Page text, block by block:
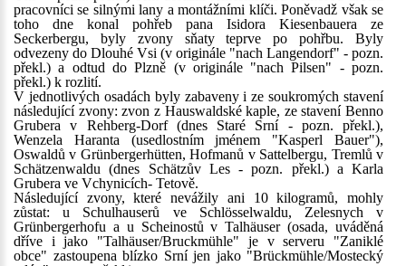
pracovníci se silnými lany a montážními klíči. Poněvadž však se
toho dne konal pohřeb pana Isidora Kiesenbauera ze
Seckerbergu, byly zvony sňaty teprve po pohřbu. Byly
odvezeny do Dlouhé Vsi (v originále "nach Langendorf" - pozn.
překl.) a odtud do Plzně (v originále "nach Pilsen" - pozn.
překl.) k rozlití.
V jednotlivých osadách byly zabaveny i ze soukromých stavení
následující zvony: zvon z Hauswaldské kaple, ze stavení Benno
Grubera v Rehberg-Dorf (dnes Staré Srní - pozn. překl.),
Wenzela Haranta (usedlostním jménem "Kasperl Bauer"),
Oswaldů v Grünbergerhütten, Hofmanů v Sattelbergu, Tremlů v
Schätzenwaldu (dnes Schätzův Les - pozn. překl.) a Karla
Grubera ve Vchynicích- Tetově.
Následující zvony, které nevážily ani 10 kilogramů, mohly
zůstat: u Schulhauserů ve Schlösselwaldu, Zelesnych v
Grünbergerhofu a u Scheinostů v Talhäuser (osada, uváděná
dříve i jako "Talhäuser/Bruckmühle" je v serveru "Zaniklé
obce" zastoupena blízko Srní jen jako "Brückmühle/Mostecký